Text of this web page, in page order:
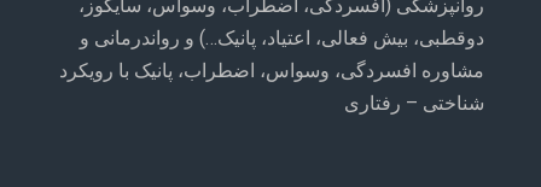
روانپزشکی (افسردگی، اضطراب، وسواس، سایکوز،
دوقطبی، بیش فعالی، اعتیاد، پانیک…) و رواندرمانی و
مشاوره افسردگی، وسواس، اضطراب، پانیک با رویکرد
شناختی – رفتاری